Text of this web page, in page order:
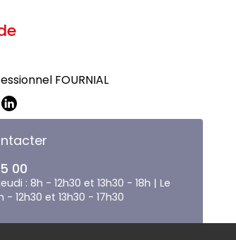
FOURNIAL
00
: 8h - 12h30 et 13h30 - 18h | Le
- 12h30 et 13h30 - 17h30